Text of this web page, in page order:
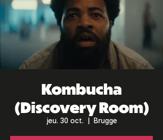
Kombucha
(Discovery Room)
jeu. 30 oct. Brugge